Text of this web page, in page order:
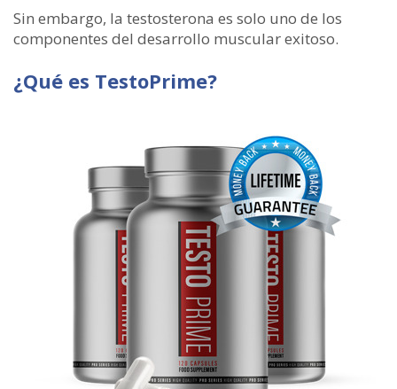
Sin embargo, la testosterona es solo uno de los
componentes del desarrollo muscular exitoso.
¿Qué es TestoPrime?